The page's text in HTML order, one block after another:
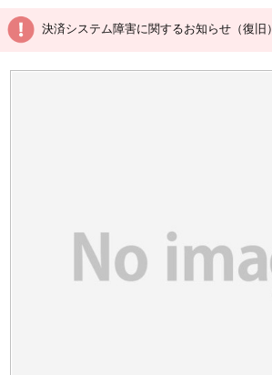
決済システム障害に関するお知らせ（復旧）